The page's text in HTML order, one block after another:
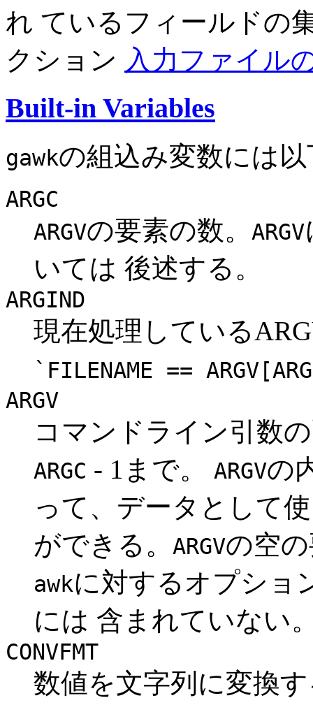
れ ているフィールドの
クション 入力ファイル
Built-in Variables
gawkの組込み変数には
ARGC
ARGVの要素の数。 ARGV
いては 後述する。
ARGIND
現在処理している
`FILENAME ==
ARGV
コマンドライン引数
ARGC - 1まで。 ARGVの
って、データとして
ができる。
ARGVの空
awkに対するオプショ
には 含まれていない
CONVFMT
数値を文字列に変換